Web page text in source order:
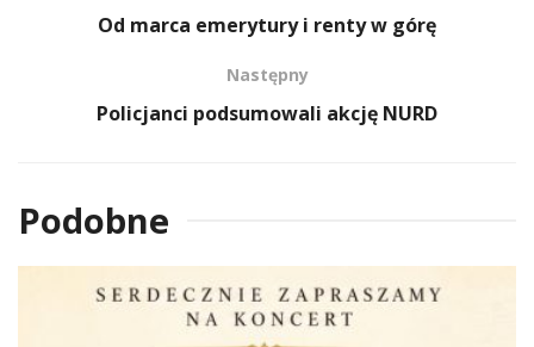
Od marca emerytury i renty w górę
Następny
Policjanci podsumowali akcję NURD
Podobne